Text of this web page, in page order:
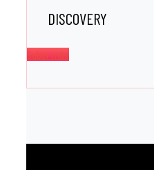
DISCOVERY
Saber más